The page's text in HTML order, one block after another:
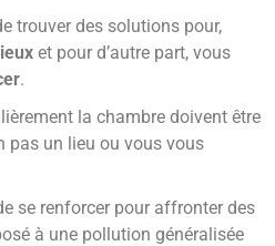
trouver des solutions pour,
et pour d’autre part, vous
.
la chambre doivent être
pas un lieu ou vous vous
se renforcer pour affronter des
à une pollution généralisée